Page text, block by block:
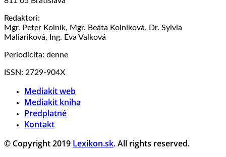
Redaktori:
Mgr. Peter Kolník, Mgr. Beáta Kolníková, Dr. Sylvia
Maliariková, Ing. Eva Valková
Periodicita: denne
ISSN: 2729-904X
Mediakit web
Mediakit kniha
Predplatné
Kontakt
© Copyright 2019 Lexikon.sk. All rights reserved.